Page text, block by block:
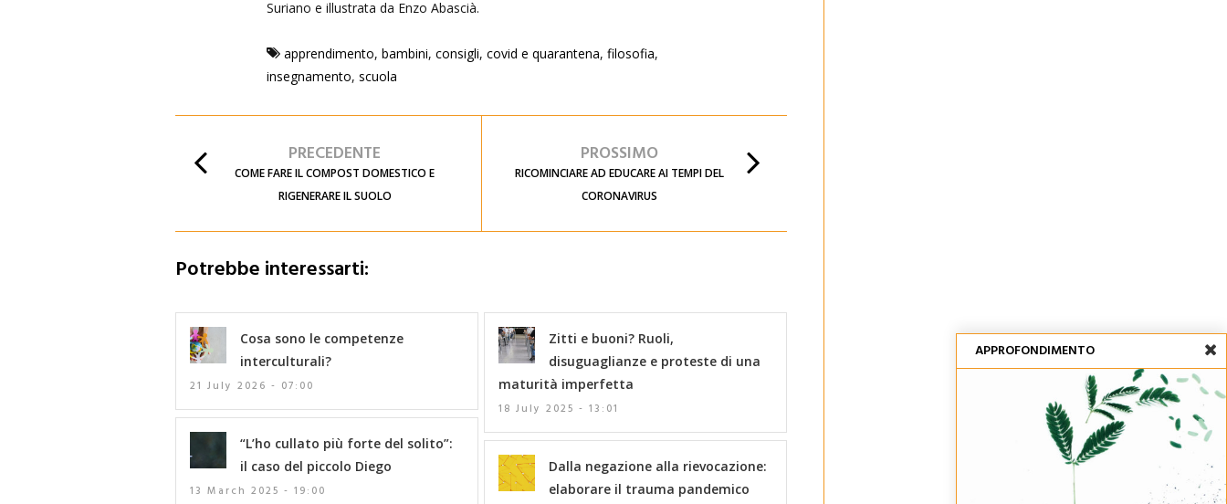
Suriano e illustrata da Enzo Abascià.
apprendimento, bambini, consigli, covid e quarantena, filosofia,
insegnamento, scuola
PRECEDENTE
COME FARE IL COMPOST DOMESTICO E
RIGENERARE IL SUOLO
PROSSIMO
RICOMINCIARE AD EDUCARE AI TEMPI DEL
CORONAVIRUS
Potrebbe interessarti:
Cosa sono le competenze
interculturali?
21 July 2026 - 07:00
Zitti e buoni? Ruoli,
disuguaglianze e proteste di una
maturità imperfetta
18 July 2025 - 13:01
“L’ho cullato più forte del solito”:
il caso del piccolo Diego
13 March 2025 - 19:00
Dalla negazione alla rievocazione:
elaborare il trauma pandemico
APPROFONDIMENTO